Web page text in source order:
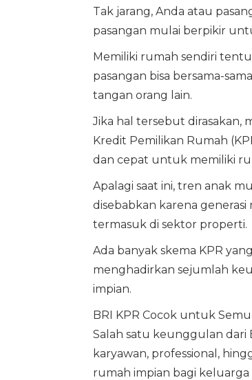
Tak jarang, Anda atau
pasangan mulai berpikir
Memiliki rumah sendiri
pasangan bisa bersama-
tangan orang lain.
Jika hal tersebut dirasakan,
Kredit Pemilikan Rumah
dan cepat untuk memiliki
Apalagi saat ini, tren anak
disebabkan karena generasi
termasuk di sektor properti.
Ada banyak skema KPR
menghadirkan sejumlah
impian.
BRI KPR Cocok untuk
Salah satu keunggulan dari
karyawan, professional,
rumah impian bagi keluarga